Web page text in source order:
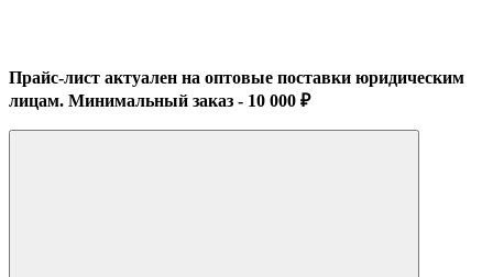
Прайс-лист актуален на оптовые поставки юридическим
лицам. Минимальный заказ - 10 000 ₽